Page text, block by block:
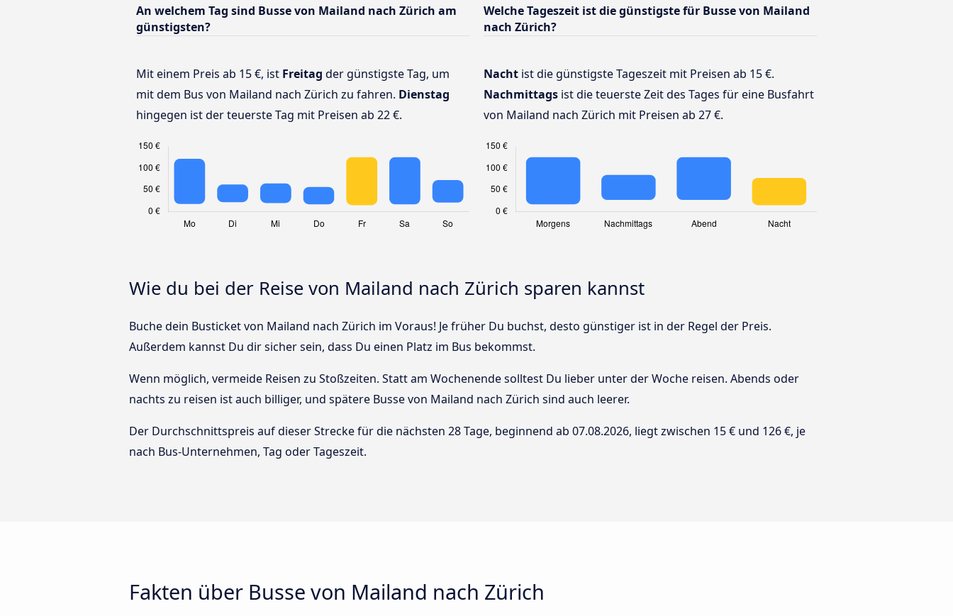
An welchem Tag sind Busse von Mailand nach Zürich am
günstigsten?
Mit einem Preis ab 15 €, ist Freitag der günstigste Tag, um
mit dem Bus von Mailand nach Zürich zu fahren. Dienstag
hingegen ist der teuerste Tag mit Preisen ab 22 €.
Welche Tageszeit ist die günstigste für Busse von Mailand
nach Zürich?
Nacht ist die günstigste Tageszeit mit Preisen ab 15 €.
Nachmittags ist die teuerste Zeit des Tages für eine Busfahrt
von Mailand nach Zürich mit Preisen ab 27 €.
Wie du bei der Reise von Mailand nach Zürich sparen kannst
Buche dein Busticket von Mailand nach Zürich im Voraus! Je früher Du buchst, desto günstiger ist in der Regel der Preis.
Außerdem kannst Du dir sicher sein, dass Du einen Platz im Bus bekommst.
Wenn möglich, vermeide Reisen zu Stoßzeiten. Statt am Wochenende solltest Du lieber unter der Woche reisen. Abends oder
nachts zu reisen ist auch billiger, und spätere Busse von Mailand nach Zürich sind auch leerer.
Der Durchschnittspreis auf dieser Strecke für die nächsten 28 Tage, beginnend ab 07.08.2026, liegt zwischen 15 € und 126 €, je
nach Bus-Unternehmen, Tag oder Tageszeit.
Fakten über Busse von Mailand nach Zürich